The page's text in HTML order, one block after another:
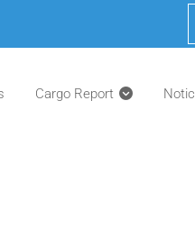
Cargo Report